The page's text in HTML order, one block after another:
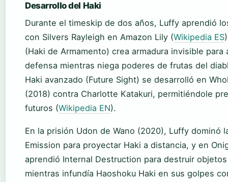
Desarrollo del Haki
Durante el timeskip de dos años, Luffy aprendió
con Silvers Rayleigh en Amazon Lily (Wikipedia ES
(Haki de Armamento) crea armadura invisible para
defensa mientras niega poderes de frutas del
Haki avanzado (Future Sight) se desarrolló en
(2018) contra Charlotte Katakuri, permitiéndole
futuros (Wikipedia EN).
En la prisión Udon de Wano (2020), Luffy dominó
Emission para proyectar Haki a distancia, y en
aprendió Internal Destruction para destruir
mientras infundía Haoshoku Haki en sus golpes